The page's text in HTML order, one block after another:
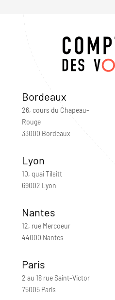
Bordeaux
26, cours du Chapeau-
Rouge
33000 Bordeaux
Lyon
10, quai Tilsitt
69002 Lyon
Nantes
12, rue Mercoeur
44000 Nantes
Paris
2 au 18 rue Saint-Victor
75005 Paris